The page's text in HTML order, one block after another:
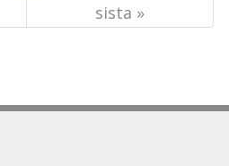
sista »